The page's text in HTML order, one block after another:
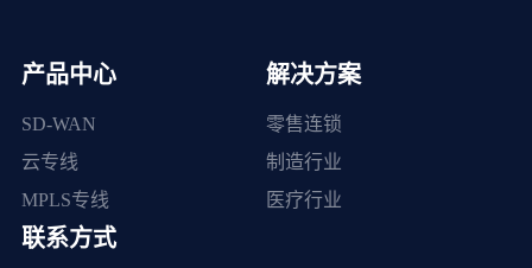
产品中心
SD-WAN
云专线
MPLS专线
解决方案
零售连锁
制造行业
医疗行业
联系方式